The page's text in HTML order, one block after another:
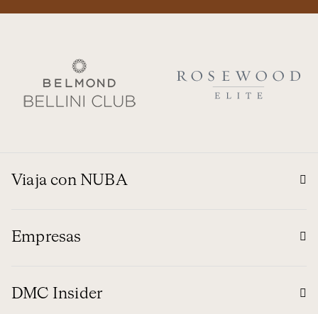
Viaja con NUBA
Empresas
DMC Insider